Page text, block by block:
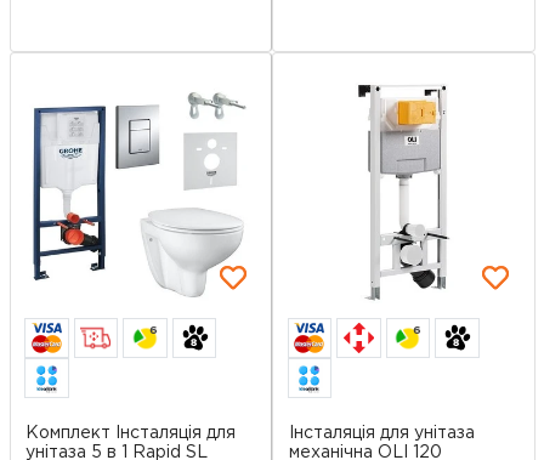
6
Комплект Інсталяція для
унітаза 5 в 1 Rapid SL
6
Інсталяція для унітаза
механічна OLI 120